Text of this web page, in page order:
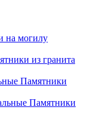
на могилу
из гранита
Памятники
Памятники